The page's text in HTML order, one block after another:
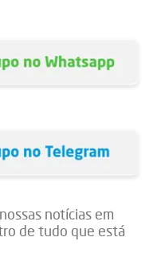
notícias em
de tudo que está